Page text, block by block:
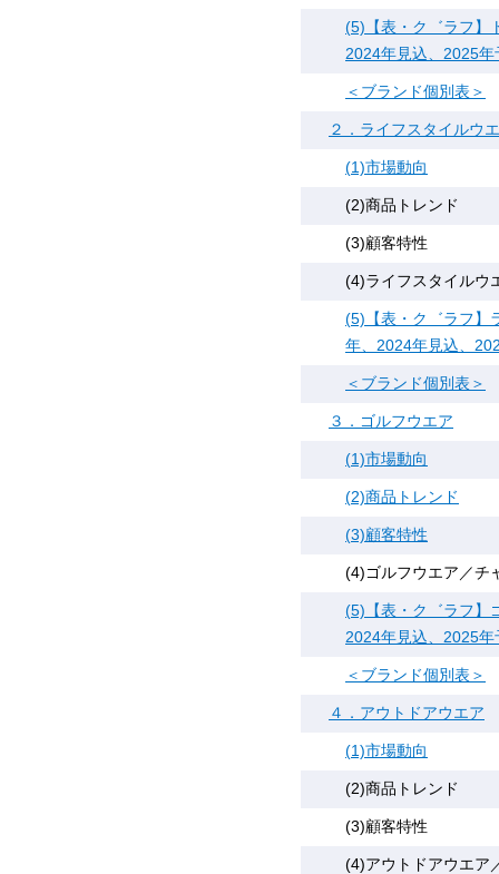
(5)【表・ク゛ラフ】
2024年見込、2025年
＜ブランド個別表＞
２．ライフスタイルウ
(1)市場動向
(2)商品トレンド
(3)顧客特性
(4)ライフスタイルウ
(5)【表・ク゛ラフ】
年、2024年見込、
＜ブランド個別表＞
３．ゴルフウエア
(1)市場動向
(2)商品トレンド
(3)顧客特性
(4)ゴルフウエア／チ
(5)【表・ク゛ラフ】
2024年見込、2025年
＜ブランド個別表＞
４．アウトドアウエア
(1)市場動向
(2)商品トレンド
(3)顧客特性
(4)アウトドアウエア